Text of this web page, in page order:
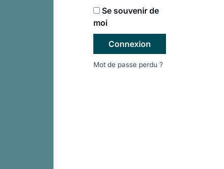
Se souvenir de
moi
Connexion
Mot de passe perdu ?